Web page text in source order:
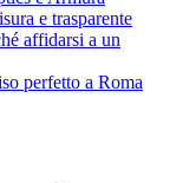
e trasparente
affidarsi a un
perfetto a Roma